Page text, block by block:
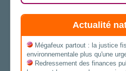
Actualité
Mégafeux partout : la justice
environnementale plus qu'une
Redressement des finances